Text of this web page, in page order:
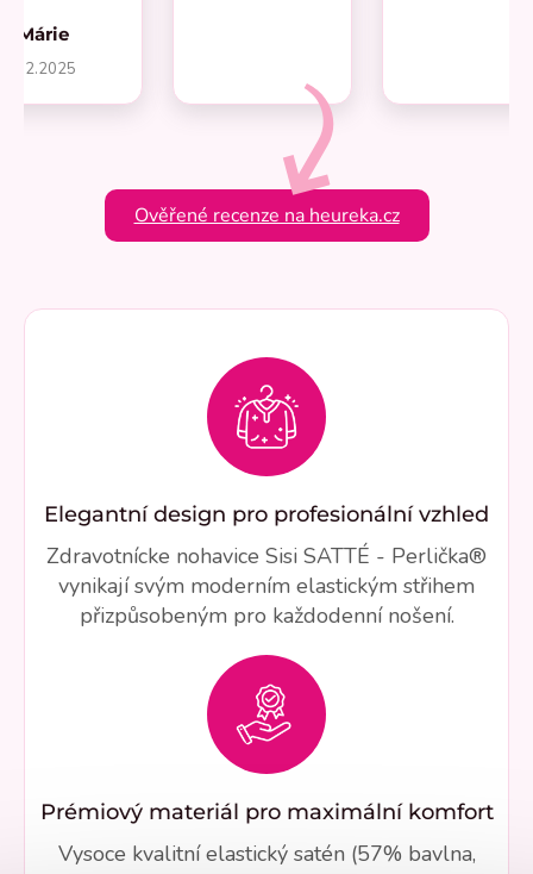
Márie
1.2.2025
Ověřené recenze na heureka.cz
Elegantní design pro profesionální vzhled
Zdravotnícke nohavice Sisi SATTÉ - Perlička®
vynikají svým moderním elastickým střihem
přizpůsobeným pro každodenní nošení.
Prémiový materiál pro maximální komfort
Vysoce kvalitní elastický satén (57% bavlna,